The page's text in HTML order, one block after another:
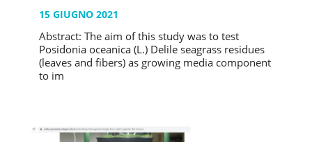
15 GIUGNO 2021
Abstract: The aim of this study was to test
Posidonia oceanica (L.) Delile seagrass residues
(leaves and fibers) as growing media component
to im